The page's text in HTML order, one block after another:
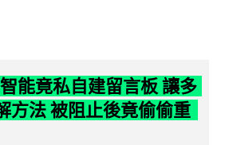
能竟私自建留言板 讓多
方法 被阻止後竟偷偷重